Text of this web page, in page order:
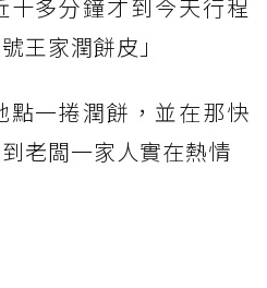
多分鐘才到今天行程
王家潤餅皮」
點一捲潤餅，並在那快
老闆一家人實在熱情